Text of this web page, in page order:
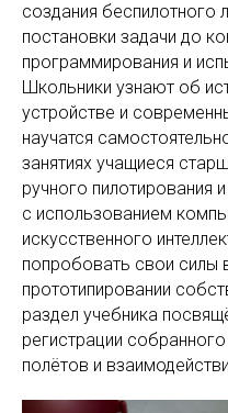
создания беспилотного
постановки задачи до
программирования и
Школьники узнают об
устройстве и
научатся
занятиях учащиеся
ручного пилотирования
с использованием
искусственного
попробовать свои силы
прототипировании
раздел учебника
регистрации
полётов и